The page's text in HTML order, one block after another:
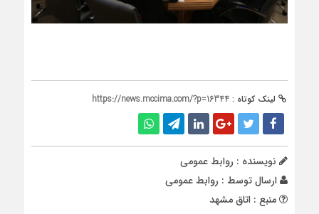
لینک کوتاه : https://news.mccima.com/?p=16344
نویسنده : روابط عمومی
ارسال توسط : روابط عمومی
منبع : اتاق مشهد